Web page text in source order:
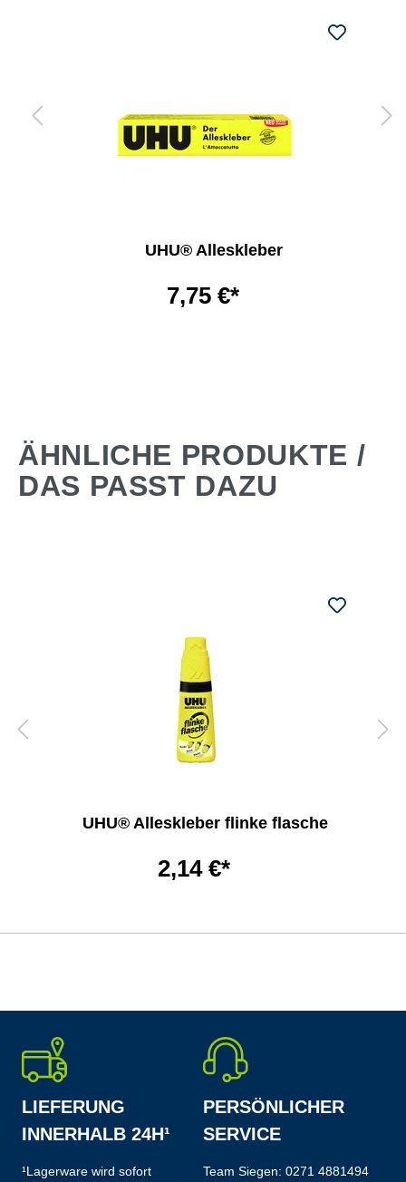
UHU® Alleskleber
7,75 €*
ÄHNLICHE PRODUKTE /
DAS PASST DAZU
UHU® Alleskleber flinke flasche
2,14 €*
LIEFERUNG
INNERHALB 24H¹
¹Lagerware wird sofort
PERSÖNLICHER
SERVICE
Team Siegen: 0271 4881494